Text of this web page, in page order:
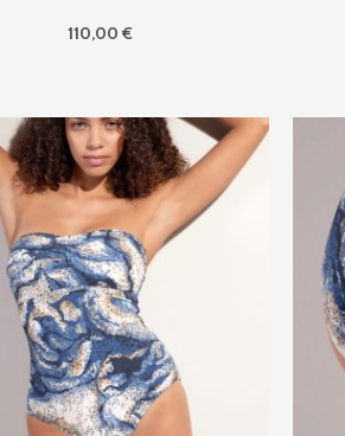
110,00 €